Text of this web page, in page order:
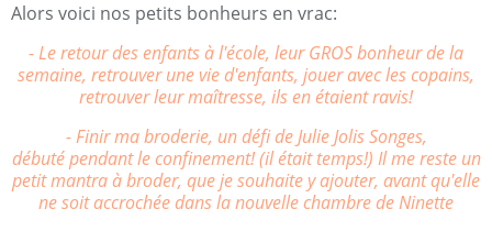
Alors voici nos petits bonheurs en vrac:
- Le retour des enfants à l'école, leur GROS bonheur de la
semaine, retrouver une vie d'enfants, jouer avec les copains,
retrouver leur maîtresse, ils en étaient ravis!
- Finir ma broderie, un défi de Julie Jolis Songes,
débuté pendant le confinement! (il était temps!) Il me reste un
petit mantra à broder, que je souhaite y ajouter, avant qu'elle
ne soit accrochée dans la nouvelle chambre de Ninette